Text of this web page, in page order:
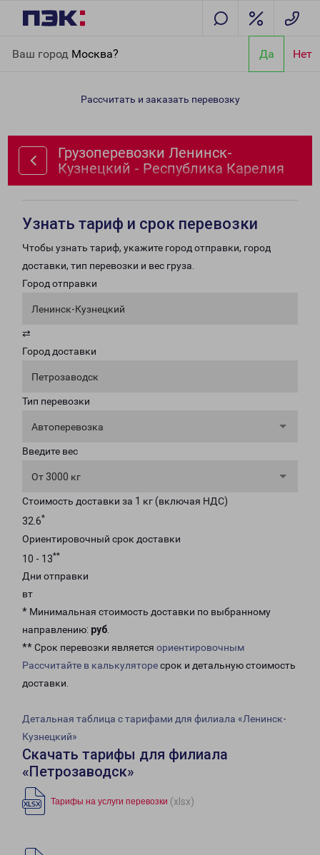
Ваш город Москва? Да Нет
Республика Карелия
Рассчитать и заказать перевозку
Грузоперевозки Ленинск-
Кузнецкий - Республика Карелия
Узнать тариф и срок перевозки
Чтобы узнать тариф, укажите город отправки, город
доставки, тип перевозки и вес груза.
Город отправки
Ленинск-Кузнецкий
⇄
Город доставки
Петрозаводск
Тип перевозки
Автоперевозка
Введите вес
От 3000 кг
Стоимость доставки за 1 кг (включая НДС)
32.6*
Ориентировочный срок доставки
10 - 13**
Дни отправки
вт
* Минимальная стоимость доставки по выбранному
направлению: руб.
** Срок перевозки является ориентировочным
Рассчитайте в калькуляторесрок и детальную стоимость
доставки.
Детальная таблица с тарифами для филиала «Ленинск-
Кузнецкий»
Скачать тарифы для филиала
«Петрозаводск»
Тарифы на услуги перевозки (xlsx)